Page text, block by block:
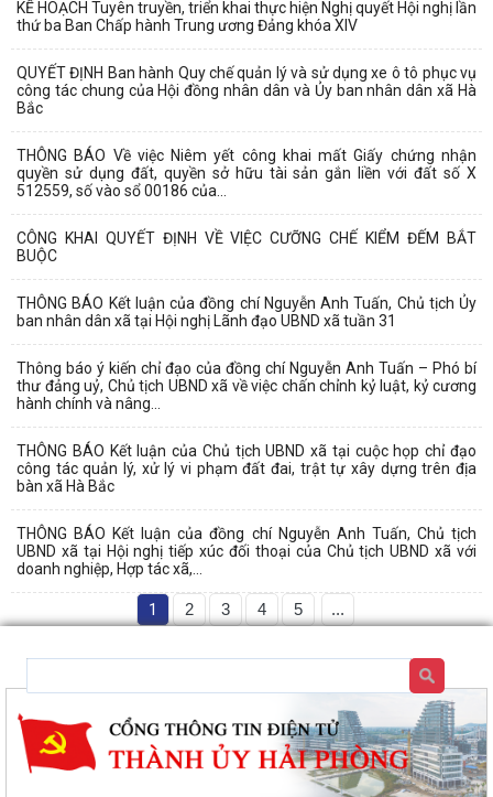
KẾ HOẠCH Tuyên truyền, triển khai thực hiện Nghị quyết Hội nghị lần
thứ ba Ban Chấp hành Trung ương Đảng khóa XIV
QUYẾT ĐỊNH Ban hành Quy chế quản lý và sử dụng xe ô tô phục vụ
công tác chung của Hội đồng nhân dân và Ủy ban nhân dân xã Hà
Bắc
THÔNG BÁO Về việc Niêm yết công khai mất Giấy chứng nhận
quyền sử dụng đất, quyền sở hữu tài sản gắn liền với đất số X
512559, số vào sổ 00186 của...
CÔNG KHAI QUYẾT ĐỊNH VỀ VIỆC CƯỠNG CHẾ KIỂM ĐẾM BẮT
BUỘC
THÔNG BÁO Kết luận của đồng chí Nguyễn Anh Tuấn, Chủ tịch Ủy
ban nhân dân xã tại Hội nghị Lãnh đạo UBND xã tuần 31
Thông báo ý kiến chỉ đạo của đồng chí Nguyễn Anh Tuấn – Phó bí
thư đảng uỷ, Chủ tịch UBND xã về việc chấn chỉnh kỷ luật, kỷ cương
hành chính và nâng...
THÔNG BÁO Kết luận của Chủ tịch UBND xã tại cuộc họp chỉ đạo
công tác quản lý, xử lý vi phạm đất đai, trật tự xây dựng trên địa
bàn xã Hà Bắc
THÔNG BÁO Kết luận của đồng chí Nguyễn Anh Tuấn, Chủ tịch
UBND xã tại Hội nghị tiếp xúc đối thoại của Chủ tịch UBND xã với
doanh nghiệp, Hợp tác xã,...
1 2 3 4 5 ...